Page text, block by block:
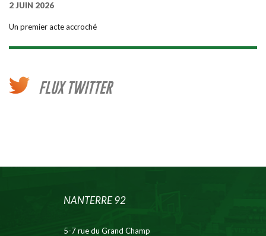
2 JUIN 2026
Un premier acte accroché
FLUX TWITTER
NANTERRE 92
5-7 rue du Grand Champ